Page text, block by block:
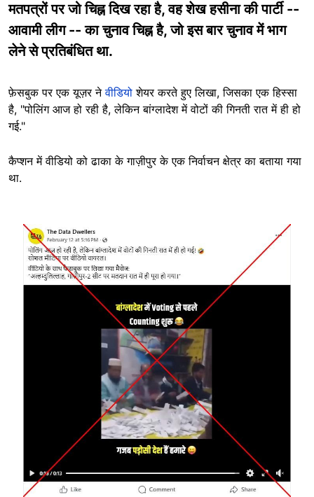
मतपत्रों पर जो चिह्न दिख रहा है, वह शेख हसीना की पार्टी --
आवामी लीग -- का चुनाव चिह्न है, जो इस बार चुनाव में भाग
लेने से प्रतिबंधित था.
फ़ेसबुक पर एक यूज़र नेवीडियोशेयर करते हुए लिखा, जिसका एक हिस्सा
है, "पोलिंग आज हो रही है, लेकिन बांग्लादेश में वोटों की गिनती रात में ही हो
गई."
कैप्शन में वीडियो को ढाका के गाज़ीपुर के एक निर्वाचन क्षेत्र का बताया गया
था.
Image